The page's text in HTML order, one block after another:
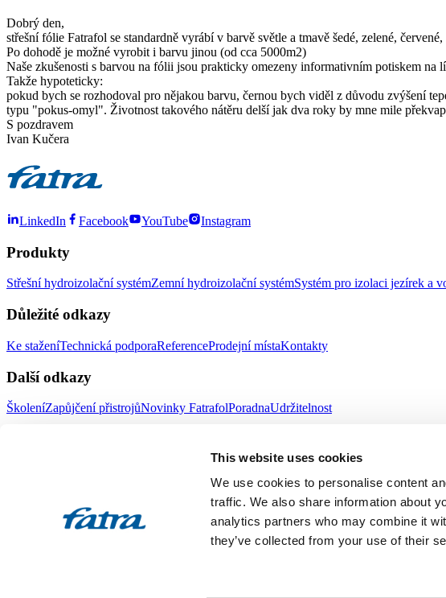
This website uses cookies
We use cookies to personalise content
traffic. We also share information about
analytics partners who may combine it
they’ve collected from your use of their
Dobrý den,
střešní fólie Fatrafol se standardně vyrábí v barvě světle a tmavě šedé, zelené,
Po dohodě je možné vyrobit i barvu jinou (od cca 5000m2)
Naše zkušenosti s barvou na fólii jsou prakticky omezeny informativním potiskem na
Takže hypoteticky:
pokud bych se rozhodoval pro nějakou barvu, černou bych viděl z důvodu zvýšení
typu "pokus-omyl". Životnost takového nátěru delší jak dva roky by mne mile
S pozdravem
Ivan Kučera
LinkedIn Facebook YouTube Instagram
Produkty
Střešní hydroizolační systémZemní hydroizolační systémSystém pro izolaci jezírek a
Důležité odkazy
Ke staženíTechnická podporaReferenceProdejní místaKontakty
Další odkazy
ŠkoleníZapůjčení přistrojůNovinky FatrafolPoradnaUdržitelnost
Volné pozice Ochrana oznamovatelů